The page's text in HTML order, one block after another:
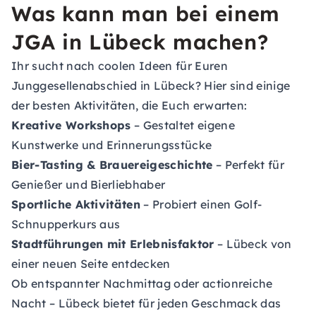
Was kann man bei einem
JGA in Lübeck machen?
Ihr sucht nach coolen Ideen für Euren
Junggesellenabschied in Lübeck? Hier sind einige
der besten Aktivitäten, die Euch erwarten:
Kreative Workshops – Gestaltet eigene
Kunstwerke und Erinnerungsstücke
Bier-Tasting & Brauereigeschichte – Perfekt für
Genießer und Bierliebhaber
Sportliche Aktivitäten – Probiert einen Golf-
Schnupperkurs aus
Stadtführungen mit Erlebnisfaktor – Lübeck von
einer neuen Seite entdecken
Ob entspannter Nachmittag oder actionreiche
Nacht – Lübeck bietet für jeden Geschmack das